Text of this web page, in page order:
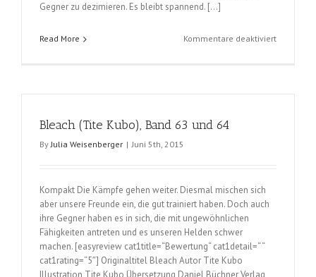
Gegner zu dezimieren. Es bleibt spannend. […]
Read More Kommentare deaktiviertfür
Bleach (Tite Kubo), Band 63 und 64
ByJulia Weisenberger | Juni 5th, 2015
Kompakt Die Kämpfe gehen weiter. Diesmal mischen sich
aber unsere Freunde ein, die gut trainiert haben. Doch auch
ihre Gegner haben es in sich, die mit ungewöhnlichen
Fähigkeiten antreten und es unseren Helden schwer
machen. [easyreview cat1title=“Bewertung“ cat1detail=“ “
cat1rating=“5″] Originaltitel Bleach Autor Tite Kubo
Illustration Tite Kubo Übersetzung Daniel Büchner Verlag